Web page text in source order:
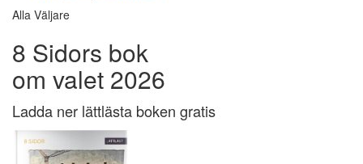
Alla Väljare
8 Sidors bok
om valet 2026
Ladda ner lättlästa boken gratis